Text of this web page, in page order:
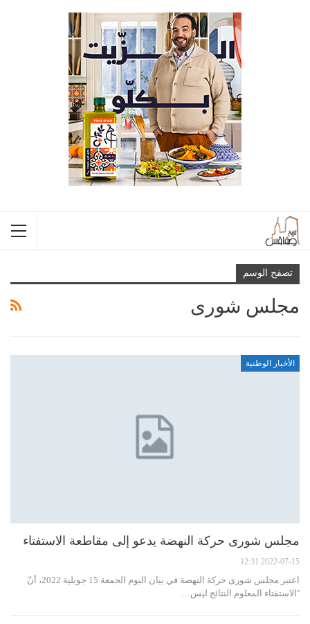
تصفح الوسم
مجلس شورى
الأخبار الوطنية
مجلس شورى حركة النهضة يدعو إلى مقاطعة الاستفتاء
2022-07-15 12:31
اعتبر مجلس شورى حركة النهضة في بيان اليوم الجمعة 15 جويلية 2022، أنّ
''الاستفتاء المعلوم النتائج ليس…